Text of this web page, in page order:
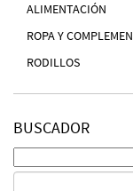
ALIMENTACIÓN
ROPA Y
RODILLOS
BUSCADOR